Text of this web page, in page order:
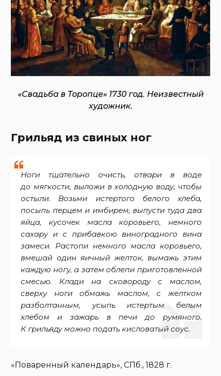
«Свадьба в Торопце» 1730 год. Неизвестный
художник.
Грильяд из свиных ног
Ноги тщательно очисть, отвари в воде
до мягкости, выложи в холодную воду, чтобы
остыли. Возьми истертого белого хлеба,
посыпь перцем и имбирем, выпусти туда два
яйца, кусочек масла коровьего, немного
сахару и с прибавкою виноградного вина
замеси. Растопи немного масла коровьего,
вмешай один яичный желток, вымажь этим
каждую ногу, а затем облепи приготовленной
смесью. Клади на сковороду с маслом,
сверху ноги обмажь маслом, с желтком
разболтанным, усыпь истертым белым
хлебом и зажарь в печи до румяного.
К грильяду можно подать кисловатый соус.
«Поваренный календарь», СПб., 1828 г.